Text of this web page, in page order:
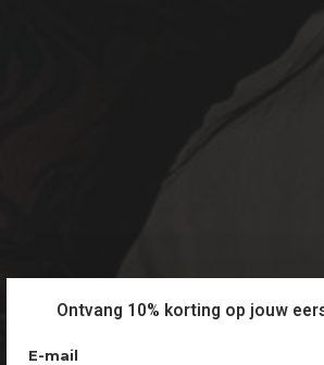
Ontvang 10% korting op jouw
E-mail